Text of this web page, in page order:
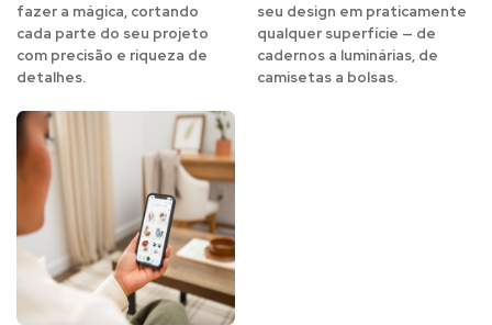
fazer a mágica, cortando
cada parte do seu projeto
com precisão e riqueza de
detalhes.
seu design em praticamente
qualquer superfície — de
cadernos a luminárias, de
camisetas a bolsas.